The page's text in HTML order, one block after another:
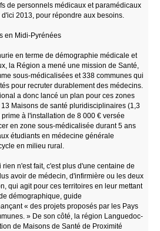
de personnels médicaux et paramédicaux
2013, pour répondre aux besoins.
en Midi-Pyrénées
en terme de démographie médicale et
la Région a mené une mission de Santé,
sous-médicalisées et 338 communes qui
pour recruter durablement des médecins.
a donc lancé un plan pour ces zones
Maisons de santé pluridisciplinaires (1,3
à l'installation de 8 000 € versée
en zone sous-médicalisée durant 5 ans
étudiants en médecine générale
en milieu rural.
rien n'est fait, c'est plus d'une centaine de
avoir de médecin, d'infirmière ou les deux
qui agit pour ces territoires en leur mettant
démographique, guide
« des projets proposés par les Pays
» De son côté, la région Languedoc-
de Maisons de Santé de Proximité